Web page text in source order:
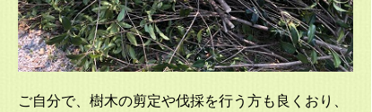
ご自分で、樹木の剪定や伐採を行う方も良くおり、